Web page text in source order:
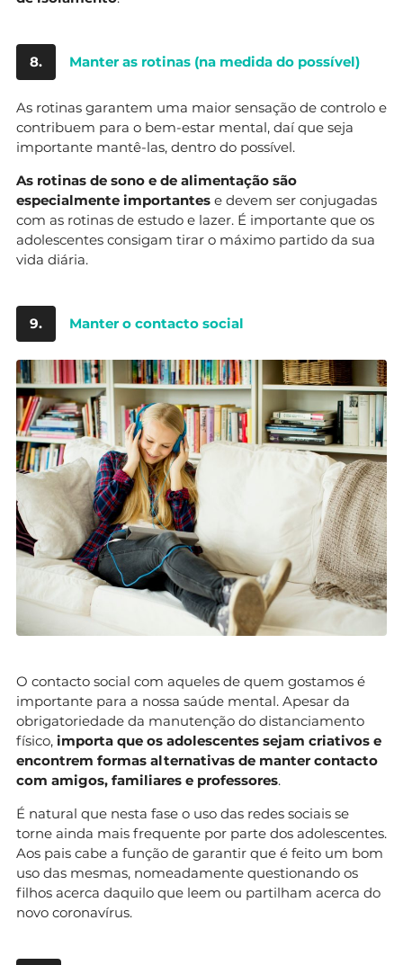
8. Manter as rotinas (na medida do possível)
As rotinas garantem uma maior sensação de controlo e
contribuem para o bem-estar mental, daí que seja
importante mantê-las, dentro do possível.
As rotinas de sono e de alimentação são
especialmente importantes e devem ser conjugadas
com as rotinas de estudo e lazer. É importante que os
adolescentes consigam tirar o máximo partido da sua
vida diária.
9. Manter o contacto social
O contacto social com aqueles de quem gostamos é
importante para a nossa saúde mental. Apesar da
obrigatoriedade da manutenção do distanciamento
físico, importa que os adolescentes sejam criativos e
encontrem formas alternativas de manter contacto
com amigos, familiares e professores.
É natural que nesta fase o uso das redes sociais se
torne ainda mais frequente por parte dos adolescentes.
Aos pais cabe a função de garantir que é feito um bom
uso das mesmas, nomeadamente questionando os
filhos acerca daquilo que leem ou partilham acerca do
novo coronavírus.